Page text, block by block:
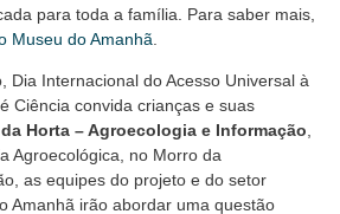
para toda a família. Para saber mais,
Museu do Amanhã
Dia Internacional do Acesso Universal à
Ciência convida crianças e suas
Horta – Agroecologia e Informação,
Agroecológica, no Morro da
as equipes do projeto e do setor
Amanhã irão abordar uma questão